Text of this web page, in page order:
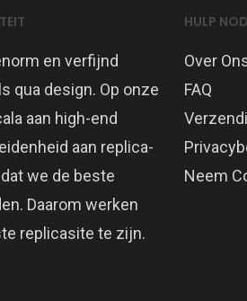
en verfijnd
qua design. Op onze
aan high-end
aan replica-
we de beste
Daarom werken
replicasite te zijn.
HULP
Over
FAQ
Neem